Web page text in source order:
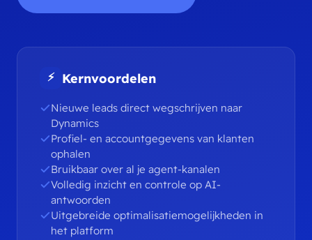
⚡ Kernvoordelen
Nieuwe leads direct wegschrijven naar
Dynamics
Profiel- en accountgegevens van klanten
ophalen
Bruikbaar over al je agent-kanalen
Volledig inzicht en controle op AI-
antwoorden
Uitgebreide optimalisatiemogelijkheden in
het platform